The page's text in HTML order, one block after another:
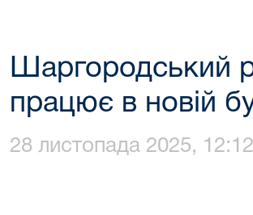
Шаргородський
працює в новій
28 листопада 2025, 12:12